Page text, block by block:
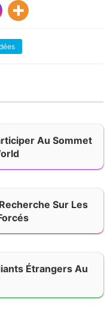
Au Sommet
Sur Les
Étrangers Au